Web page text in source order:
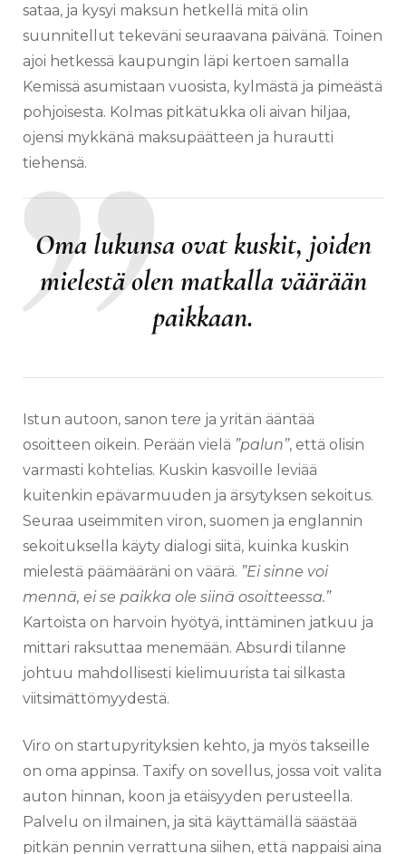
sataa, ja kysyi maksun hetkellä mitä olin
suunnitellut tekeväni seuraavana päivänä. Toinen
ajoi hetkessä kaupungin läpi kertoen samalla
Kemissä asumistaan vuosista, kylmästä ja pimeästä
pohjoisesta. Kolmas pitkätukka oli aivan hiljaa,
ojensi mykkänä maksupäätteen ja hurautti
tiehensä.
Oma lukunsa ovat kuskit, joiden
mielestä olen matkalla väärään
paikkaan.
Istun autoon, sanon tere ja yritän ääntää
osoitteen oikein. Perään vielä ”palun”, että olisin
varmasti kohtelias. Kuskin kasvoille leviää
kuitenkin epävarmuuden ja ärsytyksen sekoitus.
Seuraa useimmiten viron, suomen ja englannin
sekoituksella käyty dialogi siitä, kuinka kuskin
mielestä päämääräni on väärä. ”Ei sinne voi
mennä, ei se paikka ole siinä osoitteessa.”
Kartoista on harvoin hyötyä, inttäminen jatkuu ja
mittari raksuttaa menemään. Absurdi tilanne
johtuu mahdollisesti kielimuurista tai silkasta
viitsimättömyydestä.
Viro on startupyrityksien kehto, ja myös takseille
on oma appinsa. Taxify on sovellus, jossa voit valita
auton hinnan, koon ja etäisyyden perusteella.
Palvelu on ilmainen, ja sitä käyttämällä säästää
pitkän pennin verrattuna siihen, että nappaisi aina